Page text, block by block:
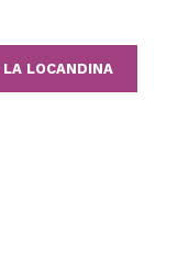
LA LOCANDINA